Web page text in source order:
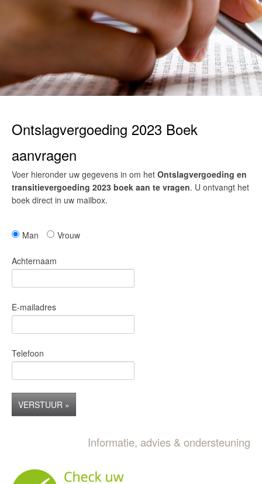
Ontslagvergoeding 2023 Boek
aanvragen
Voer hieronder uw gegevens in om het Ontslagvergoeding en
transitievergoeding 2023 boek aan te vragen. U ontvangt het
boek direct in uw mailbox.
Man Vrouw
Achternaam
E-mailadres
Telefoon
VERSTUUR »
Informatie, advies & ondersteuning